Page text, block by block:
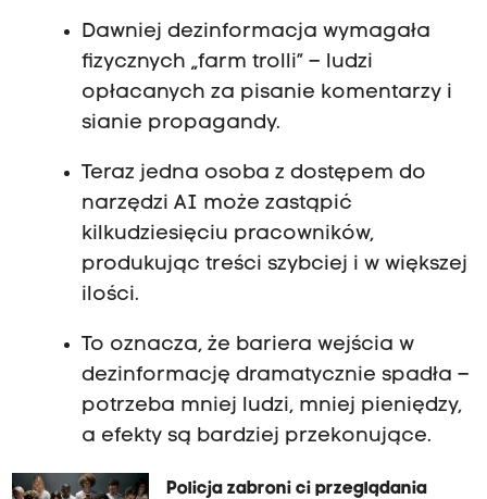
Dawniej dezinformacja wymagała
fizycznych „farm trolli” – ludzi
opłacanych za pisanie komentarzy i
sianie propagandy.
Teraz jedna osoba z dostępem do
narzędzi AI może zastąpić
kilkudziesięciu pracowników,
produkując treści szybciej i w większej
ilości.
To oznacza, że bariera wejścia w
dezinformację dramatycznie spadła –
potrzeba mniej ludzi, mniej pieniędzy,
a efekty są bardziej przekonujące.
Policja zabroni ci przeglądania